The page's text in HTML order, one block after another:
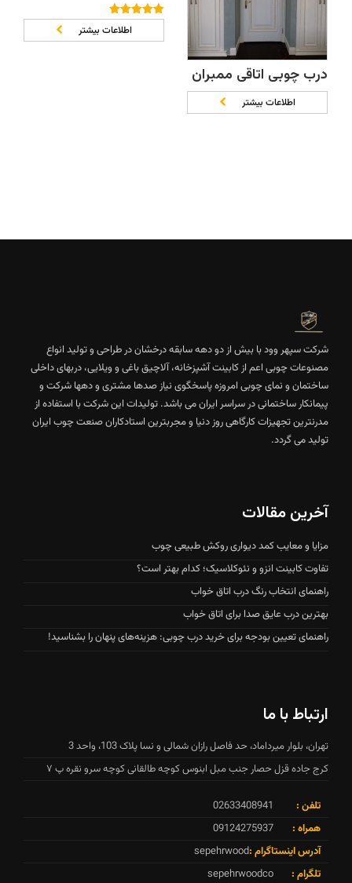
نمره5.00از 5
اطلاعات بیشتر
درب چوبی اتاقی ممبران
اطلاعات بیشتر
شرکت سپهر وود با بیش از دو دهه سابقه درخشان در طراحی و تولید انواع
مصنوعات چوبی اعم از کابینت آشپزخانه، آلاچیق باغی و ویلایی، دربهای داخلی
ساختمان و نمای چوبی امروزه پاسخگوی نیاز صدها مشتری و دهها شرکت و
پیمانکار ساختمانی در سراسر ایران می باشد. تولیدات این شرکت با استفاده از
مدرنترین تجهیزات کارگاهی روز دنیا و مجربترین استادکاران صنعت چوب ایران
تولید می گردد.
آخرین مقالات
مزایا و معایب کمد دیواری روکش طبیعی چوب
تفاوت کابینت انزو و نئوکلاسیک؛ کدام بهتر است؟
راهنمای انتخاب رنگ درب اتاق خواب
بهترین درب عایق صدا برای اتاق خواب
راهنمای تعیین بودجه برای خرید درب چوبی: هزینه‌های پنهان را بشناسید!
ارتباط با ما
تهران، بلوار میرداماد، حد فاصل رازان شمالی و نسا پلاک 103، واحد 3
کرج جاده قزل حصار جنب مبل ابنوس کوچه طالقانی کوچه سرو نقره پ ۷
تلفن :
02633408941
همراه :
09124275937
آدرس اینستاگرام :sepehrwood
تلگرام :
sepehrwoodco